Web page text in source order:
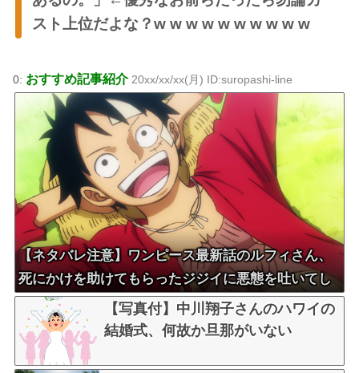
スト上位だよな？w w w w w w w w w w
0: おすすめ記事紹介20xx/xx/xx(月) ID:suropashi-line
【ネタバレ注意】ワンピース最新話のルフィさん、
死にかけを助けてもらったジジイに悪態を吐いてし
まう・・・
【写真付】中川翔子さんのハワイの
結婚式、何故か旦那がいない